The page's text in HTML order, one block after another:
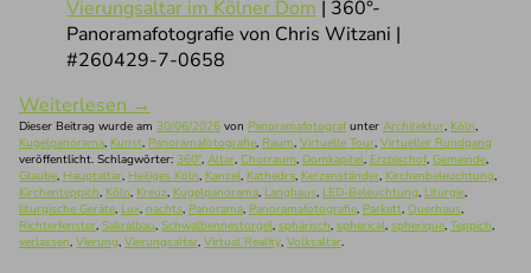
Vierungsaltar im Kölner Dom | 360°-
Panoramafotografie von Chris Witzani |
#260429-7-0658
Weiterlesen →
Dieser Beitrag wurde am 30/06/2026 von Panoramafotografunter Architektur, Köln,
Kugelpanorama, Kunst, Panoramafotografie, Raum, Virtuelle Tour, Virtueller Rundgang
veröffentlicht. Schlagwörter: 360°, Altar, Chorraum, Domkapitel, Erzbischof, Gemeinde,
Glaube, Hauptaltar, Heiliges Köln, Kanzel, Kathedra, Kerzenständer, Kirchenbeleuchtung,
Kirchenteppich, Köln, Kreuz, Kugelpanorama, Langhaus, LED-Beleuchtung, Liturgie,
liturgische Geräte, Lux, nachts, Panorama, Panoramafotografie, Parkett, Querhaus,
Richterfenster, Sakralbau, Schwalbennestorgel, sphärisch, spherical, spherique, Teppich,
verlassen, Vierung, Vierungsaltar, Virtual Reality, Volksaltar.